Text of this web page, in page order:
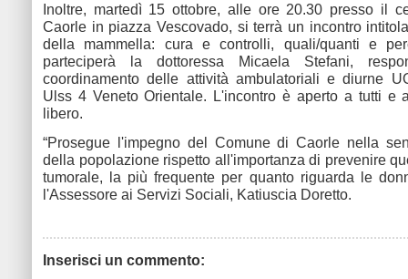
Inoltre, martedì 15 ottobre, alle ore 20.30 presso il
Caorle in piazza Vescovado, si terrà un incontro
della mammella: cura e controlli, quali/quanti e
parteciperà la dottoressa Micaela Stefani,
coordinamento delle attività ambulatoriali e diurne
Ulss 4 Veneto Orientale. L'incontro è aperto a tutti e
libero.
“Prosegue l'impegno del Comune di Caorle nella
della popolazione rispetto all'importanza di prevenire
tumorale, la più frequente per quanto riguarda le
l'Assessore ai Servizi Sociali, Katiuscia Doretto.
Inserisci un commento: